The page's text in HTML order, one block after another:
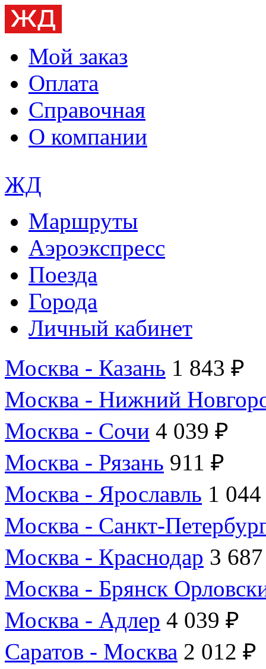
Мой заказ
Оплата
Справочная
О компании
ЖД
Маршруты
Аэроэкспресс
Поезда
Города
Личный кабинет
Москва - Казань 1 843 ₽
Москва - Нижний
Москва - Сочи 4 039 ₽
Москва - Рязань 911 ₽
Москва - Ярославль 1
Москва - Санкт-
Москва - Краснодар 3
Москва - Брянск
Москва - Адлер 4 039 ₽
Саратов - Москва 2 012 ₽